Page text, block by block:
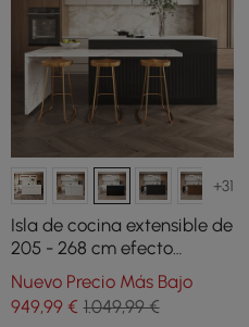
+31
Isla de cocina extensible de
205 - 268 cm efecto
mármol con puertas y
cajones negro
Nuevo Precio Más Bajo
949,99€ 1.049,99 €